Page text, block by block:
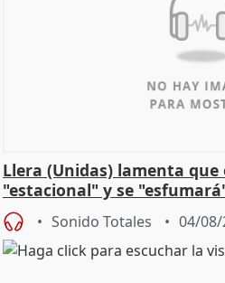
Llera (Unidas) lamenta que
"estacional" y se
Sonido Totales 04/08/